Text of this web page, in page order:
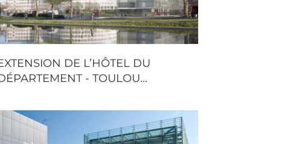
DE L’HÔTEL DU
- TOULOU…